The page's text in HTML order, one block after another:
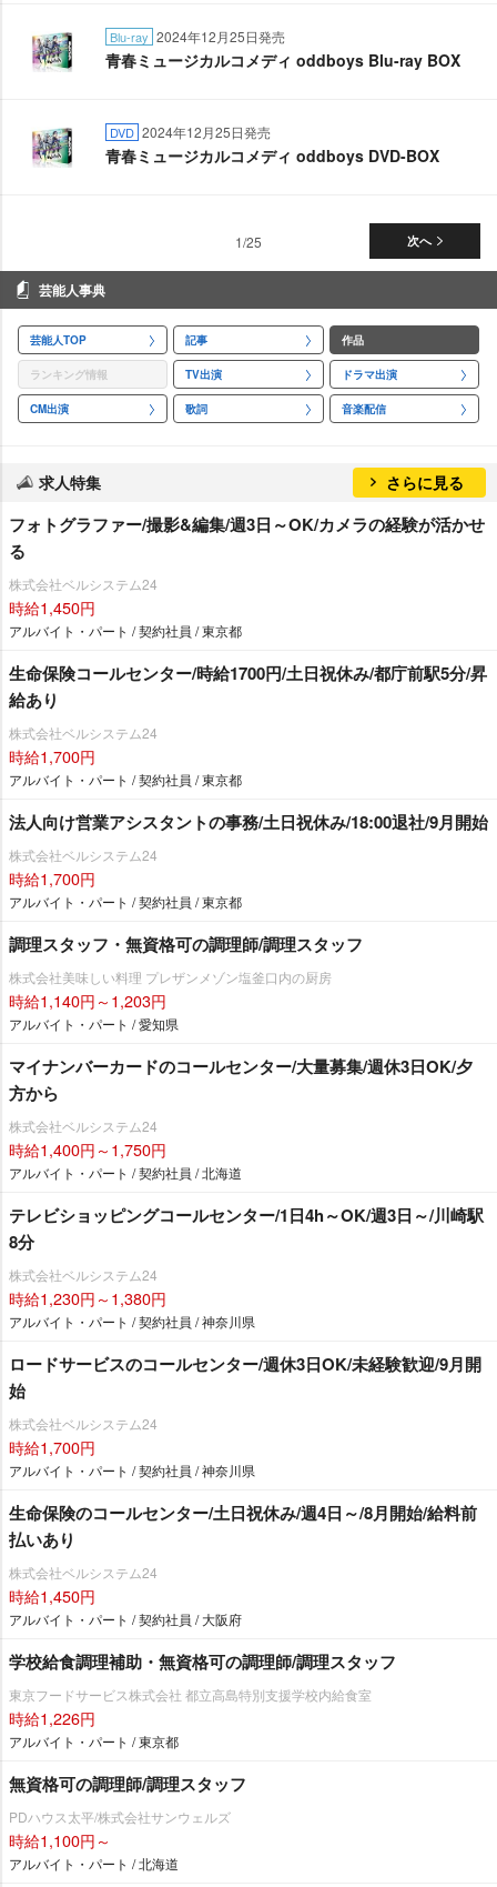
Blu-ray 2024年12月25日発売
青春ミュージカルコメディ oddboys Blu-ray BOX
DVD 2024年12月25日発売
青春ミュージカルコメディ oddboys DVD-BOX
次へ
1/25
芸能人事典
芸能人TOP 記事 作品
ランキング情報 TV出演 ドラマ出演
CM出演 歌詞 音楽配信
求人特集 さらに見る
フォトグラファー/撮影&編集/週3日～OK/カメラの経験が活かせ
る
株式会社ベルシステム24
時給1,450円
アルバイト・パート / 契約社員 / 東京都
生命保険コールセンター/時給1700円/土日祝休み/都庁前駅5分/昇
給あり
株式会社ベルシステム24
時給1,700円
アルバイト・パート / 契約社員 / 東京都
法人向け営業アシスタントの事務/土日祝休み/18:00退社/9月開始
株式会社ベルシステム24
時給1,700円
アルバイト・パート / 契約社員 / 東京都
調理スタッフ・無資格可の調理師/調理スタッフ
株式会社美味しい料理 プレザンメゾン塩釜口内の厨房
時給1,140円～1,203円
アルバイト・パート / 愛知県
マイナンバーカードのコールセンター/大量募集/週休3日OK/夕
方から
株式会社ベルシステム24
時給1,400円～1,750円
アルバイト・パート / 契約社員 / 北海道
テレビショッピングコールセンター/1日4h～OK/週3日～/川崎駅
8分
株式会社ベルシステム24
時給1,230円～1,380円
アルバイト・パート / 契約社員 / 神奈川県
ロードサービスのコールセンター/週休3日OK/未経験歓迎/9月開
始
株式会社ベルシステム24
時給1,700円
アルバイト・パート / 契約社員 / 神奈川県
生命保険のコールセンター/土日祝休み/週4日～/8月開始/給料前
払いあり
株式会社ベルシステム24
時給1,450円
アルバイト・パート / 契約社員 / 大阪府
学校給食調理補助・無資格可の調理師/調理スタッフ
東京フードサービス株式会社 都立高島特別支援学校内給食室
時給1,226円
アルバイト・パート / 東京都
無資格可の調理師/調理スタッフ
PDハウス太平/株式会社サンウェルズ
時給1,100円～
アルバイト・パート / 北海道